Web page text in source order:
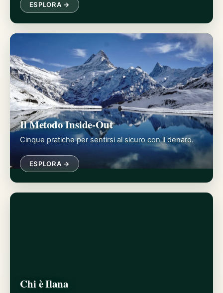
ESPLORA →
Il Metodo Inside-Out
Cinque pratiche per sentirsi al sicuro con il denaro.
ESPLORA →
Chi è Ilana